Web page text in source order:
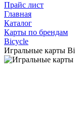
Прайс лист
Главная
Каталог
Карты по брендам
Bicycle
Игральные карты